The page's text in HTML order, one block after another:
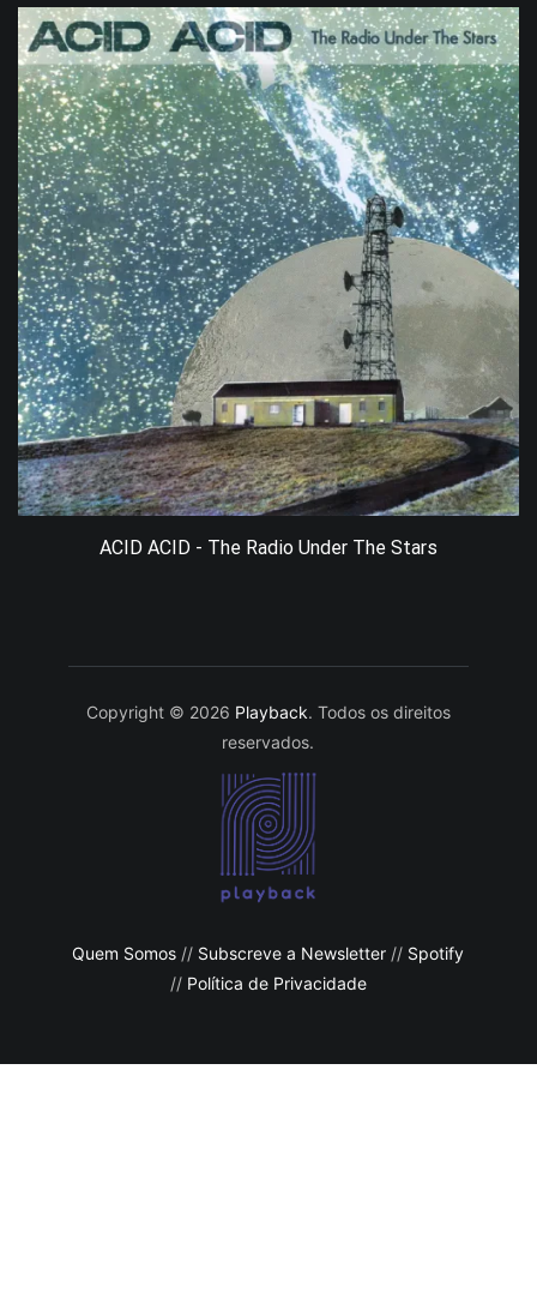
ACID ACID - The Radio Under The Stars
Copyright © 2026 Playback. Todos os direitos
reservados.
Quem Somos // Subscreve a Newsletter // Spotify
// Política de Privacidade